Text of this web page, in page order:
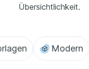
Übersichtlichkeit.
Modern